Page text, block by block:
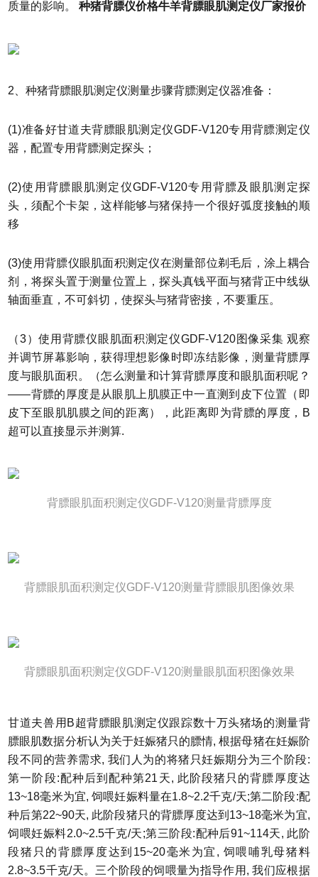
质量的影响。 种猪背膘仪价格牛羊背膘眼肌测定仪厂家报价
2、种猪背膘眼肌测定仪测量步骤背膘测定仪器准备：
(1)准备好甘道夫背膘眼肌测定仪GDF-V120专用背膘测定仪
器，配置专用背膘测定探头；
(2)使用背膘眼肌测定仪GDF-V120专用背膘及眼肌测定探
头，须配个卡架，这样能够与猪保持一个很好弧度接触的顺
移
(3)使用背膘仪眼肌面积测定仪在测量部位剃毛后，涂上耦合
剂，将探头置于测量位置上，探头真钱平面与猪背正中线纵
轴面垂直，不可斜切，使探头与猪背密接，不要重压。
（3）使用背膘仪眼肌面积测定仪GDF-V120图像采集 观察
并调节屏幕影响，获得理想影像时即冻结影像，测量背膘厚
度与眼肌面积。（怎么测量和计算背膘厚度和眼肌面积呢？
——背膘的厚度是从眼肌上肌膜正中一直测到皮下位置（即
皮下至眼肌肌膜之间的距离），此距离即为背膘的厚度，B
超可以直接显示并测算.
背膘眼肌面积测定仪GDF-V120测量背膘厚度
背膘眼肌面积测定仪GDF-V120测量背膘眼肌图像效果
背膘眼肌面积测定仪GDF-V120测量眼肌面积图像效果
甘道夫兽用B超背膘眼肌测定仪跟踪数十万头猪场的测量背
膘眼肌数据分析认为关于妊娠猪只的膘情, 根据母猪在妊娠阶
段不同的营养需求, 我们人为的将猪只妊娠期分为三个阶段:
第一阶段:配种后到配种第21天, 此阶段猪只的背膘厚度达
13~18毫米为宜, 饲喂妊娠料量在1.8~2.2千克/天;第二阶段:配
种后第22~90天, 此阶段猪只的背膘厚度达到13~18毫米为宜,
饲喂妊娠料2.0~2.5千克/天;第三阶段:配种后91~114天, 此阶
段猪只的背膘厚度达到15~20毫米为宜, 饲喂哺乳母猪料
2.8~3.5千克/天。三个阶段的饲喂量为指导作用, 我们应根据